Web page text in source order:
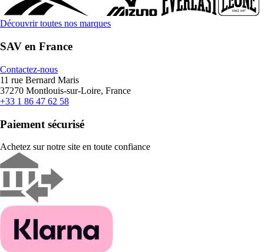
Découvrir toutes nos marques
SAV en France
Contactez-nous
11 rue Bernard Maris
37270 Montlouis-sur-Loire, France
+33 1 86 47 62 58
Paiement sécurisé
Achetez sur notre site en toute confiance